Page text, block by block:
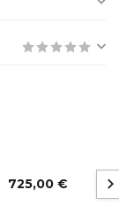
725,00 €